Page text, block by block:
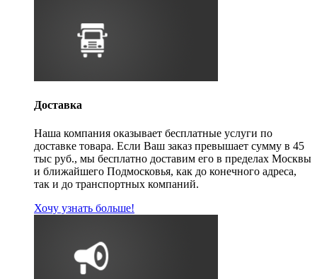
Доставка
Наша компания оказывает бесплатные услуги по
доставке товара. Если Ваш заказ превышает сумму в 45
тыс руб., мы бесплатно доставим его в пределах Москвы
и ближайшего Подмосковья, как до конечного адреса,
так и до транспортных компаний.
Хочу узнать больше!